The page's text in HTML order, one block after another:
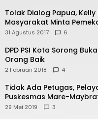
Tolak Dialog Papua, Kelly
Masyarakat Minta
31 Agustus 2017 6
DPD PSI Kota Sorong
Orang Baik
2 Februari 2018 4
Tidak Ada Petugas,
Puskesmas Mare-
29 Mei 2019 3